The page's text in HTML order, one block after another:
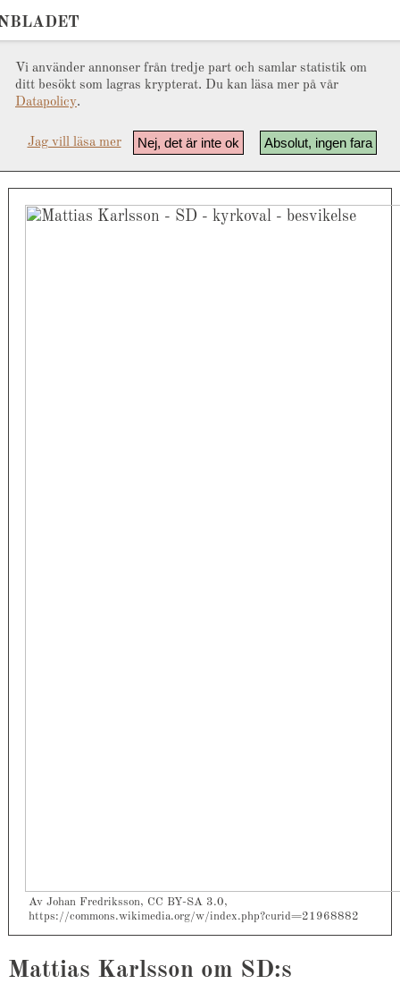
Vi använder annonser från tredje part och samlar statistik om
ditt besökt som lagras krypterat. Du kan läsa mer på vår
Datapolicy.
Absolut, ingen fara
Nej, det är inte ok
Jag vill läsa mer
Av Johan Fredriksson, CC BY-SA 3.0,
https://commons.wikimedia.org/w/index.php?curid=21968882
Mattias Karlsson om SD:s